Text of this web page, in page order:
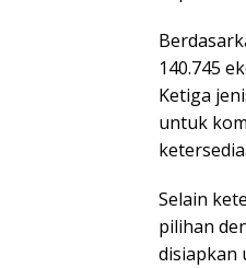
140.745
Ketiga
untuk
​Selain
pilihan
disiapkan